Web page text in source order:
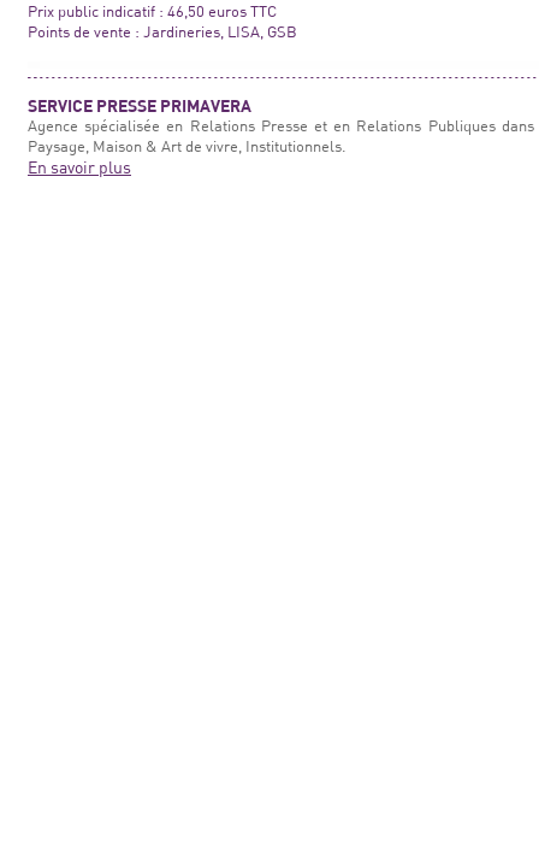
Prix public indicatif : 46,50 euros TTC
Points de vente : Jardineries, LISA, GSB
SERVICE PRESSE PRIMAVERA
Agence spécialisée en Relations Presse et en Relations Publiques
Paysage, Maison & Art de vivre, Institutionnels.
En savoir plus